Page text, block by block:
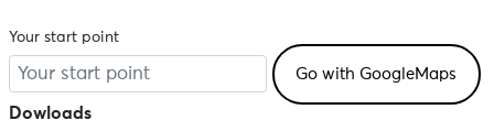
Your start point
Dowloads